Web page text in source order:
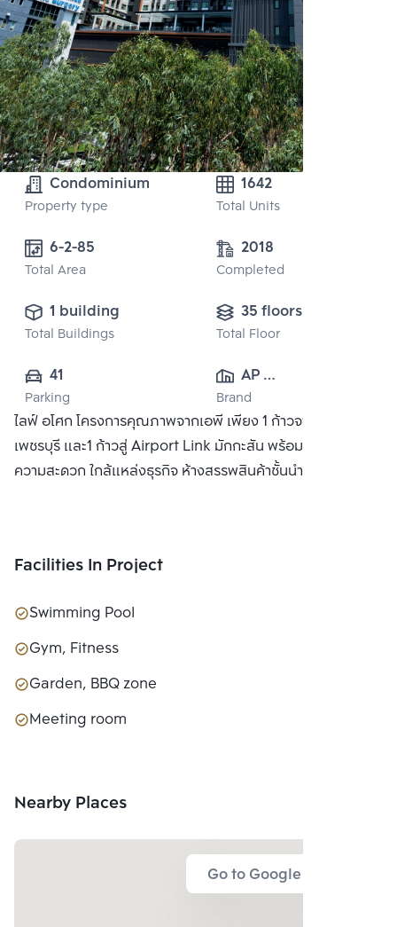
Condominium
Property type
1642
Total Units
6-2-85
Total Area
2018
Completed
1 building
Total Buildings
35 floors
Total Floor
41
Parking
AP
(PHETCHABURI)
CO., LTD
Brand
ไลฟ์ อโศก โครงการคุณภาพจากเอพี เพียง 1 ก้าวจาก MRT
เพชรบุรี และ1 ก้าวสู่ Airport Link มักกะสัน พร้อมสิ่งอำนวย
ความสะดวก ใกล้แหล่งธุรกิจ ห้างสรรพสินค้าชั้นนำ
Facilities In Project
Swimming Pool
Gym, Fitness
Garden, BBQ zone
Meeting room
Nearby Places
Go to Google Map